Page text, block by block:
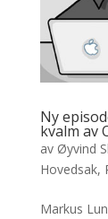
Ny
kvalm av
av Øyvind
Hovedsak,
Markus